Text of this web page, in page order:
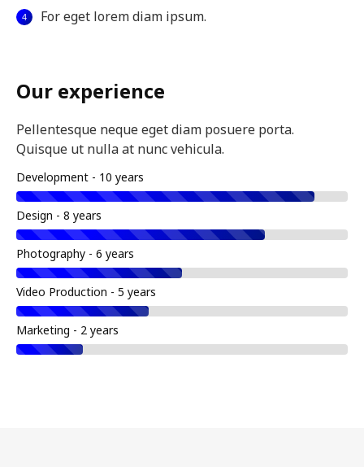
For eget lorem diam ipsum.
Our experience
Pellentesque neque eget diam posuere porta.
Quisque ut nulla at nunc vehicula.
Development - 10 years
Design - 8 years
Photography - 6 years
Video Production - 5 years
Marketing - 2 years